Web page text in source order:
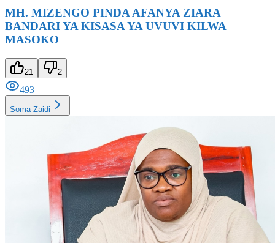
MH. MIZENGO PINDA AFANYA ZIARA
BANDARI YA KISASA YA UVUVI KILWA
MASOKO
21 2
493
Soma Zaidi